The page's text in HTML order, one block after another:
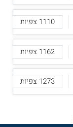
1110 צפיות
1162 צפיות
1273 צפיות